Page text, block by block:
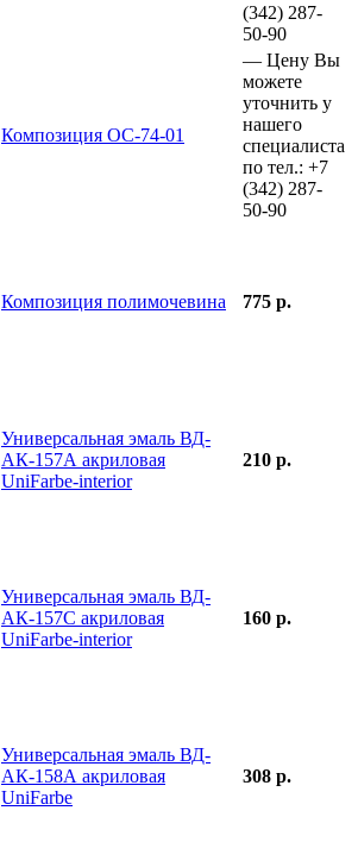
(342) 287-
50-90
Композиция ОС-74-01
— Цену Вы
можете
уточнить у
нашего
специалиста
по тел.: +7
(342) 287-
50-90
Композиция полимочевина 775 р.
Универсальная эмаль ВД-
АК-157А акриловая
UniFarbe-interior
210 р.
Универсальная эмаль ВД-
АК-157С акриловая
UniFarbe-interior
160 р.
Универсальная эмаль ВД-
АК-158А акриловая
UniFarbe
308 р.